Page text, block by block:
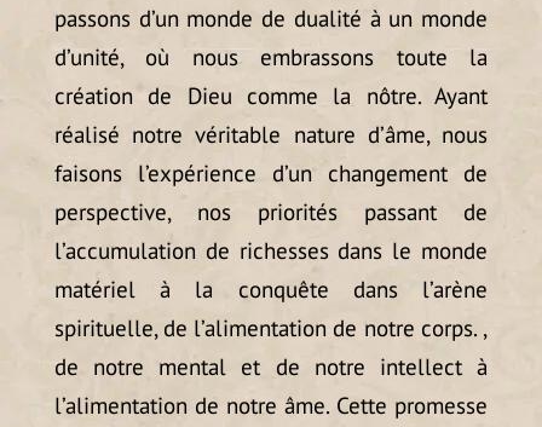
passons d’un monde de dualité à un monde
d’unité, où nous embrassons toute la
création de Dieu comme la nôtre. Ayant
réalisé notre véritable nature d’âme, nous
faisons l’expérience d’un changement de
perspective, nos priorités passant de
l’accumulation de richesses dans le monde
matériel à la conquête dans l’arène
spirituelle, de l’alimentation de notre corps. ,
de notre mental et de notre intellect à
l’alimentation de notre âme. Cette promesse